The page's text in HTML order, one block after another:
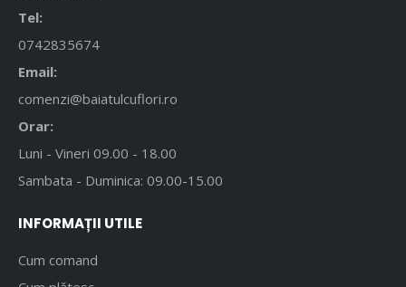
Tel:
0742835674
Email:
comenzi@baiatulcuflori.ro
Orar:
Luni - Vineri 09.00 - 18.00
Sambata - Duminica: 09.00-15.00
INFORMAȚII UTILE
Cum comand